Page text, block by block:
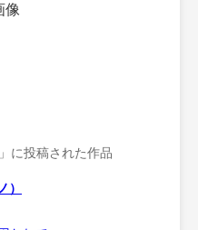
に投稿された作品
）